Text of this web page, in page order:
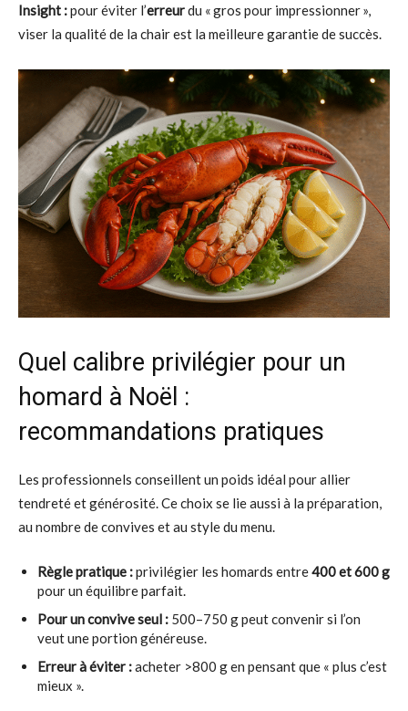
Insight :pour éviter l’erreurdu « gros pour impressionner »,
viser la qualité de la chair est la meilleure garantie de succès.
Quel calibre privilégier pour un
homard à Noël :
recommandations pratiques
Les professionnels conseillent un poids idéal pour allier
tendreté et générosité. Ce choix se lie aussi à la préparation,
au nombre de convives et au style du menu.
Règle pratique :privilégier les homards entre400 et 600 g
pour un équilibre parfait.
Pour un convive seul : 500–750 g peut convenir si l’on
veut une portion généreuse.
Erreur à éviter :acheter >800 g en pensant que « plus c’est
mieux ».